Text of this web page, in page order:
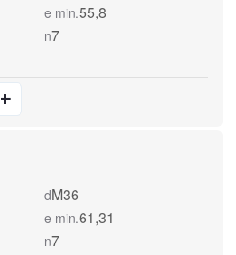
e min.55,8
n7
dM36
e min.61,31
n7